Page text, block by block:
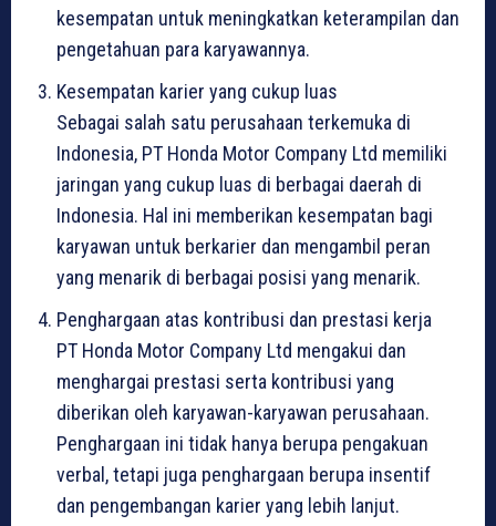
kesempatan untuk meningkatkan keterampilan dan
pengetahuan para karyawannya.
Kesempatan karier yang cukup luas
Sebagai salah satu perusahaan terkemuka di
Indonesia, PT Honda Motor Company Ltd memiliki
jaringan yang cukup luas di berbagai daerah di
Indonesia. Hal ini memberikan kesempatan bagi
karyawan untuk berkarier dan mengambil peran
yang menarik di berbagai posisi yang menarik.
Penghargaan atas kontribusi dan prestasi kerja
PT Honda Motor Company Ltd mengakui dan
menghargai prestasi serta kontribusi yang
diberikan oleh karyawan-karyawan perusahaan.
Penghargaan ini tidak hanya berupa pengakuan
verbal, tetapi juga penghargaan berupa insentif
dan pengembangan karier yang lebih lanjut.